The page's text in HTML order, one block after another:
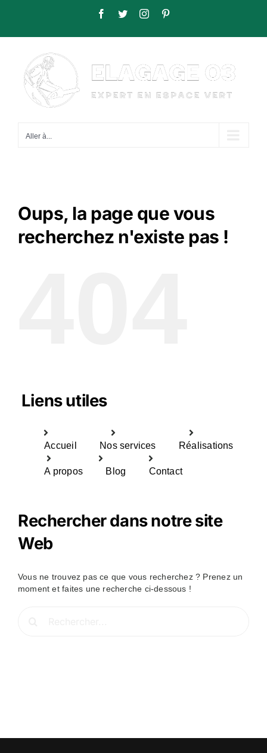
Facebook
TwitterInstagram
Aller à...
Oups, la page que vous
recherchez n'existe pas !
Liens utiles
Accueil Nos services Réalisations
A propos Blog Contact
Rechercher dans notre site
Web
Vous ne trouvez pas ce que vous recherchez ? Prenez un
moment et faites une recherche ci-dessous !